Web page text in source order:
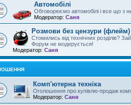
Автомобілі
Обговорюємо автомобілі і все що з
Модератор: Саня
Розмови без цензури (флейм)
Стомились від технічних розділів?
Форум не модерується!
Модератор: Саня
Комп'ютерна техніка
Оголошення про купівлю-продаж
Модератор: Саня